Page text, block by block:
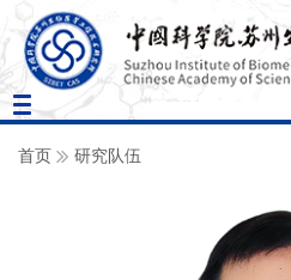
Toggle
navigation
首页 研究队伍